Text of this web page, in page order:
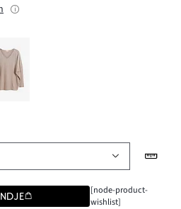
[node-product-
wishlist]